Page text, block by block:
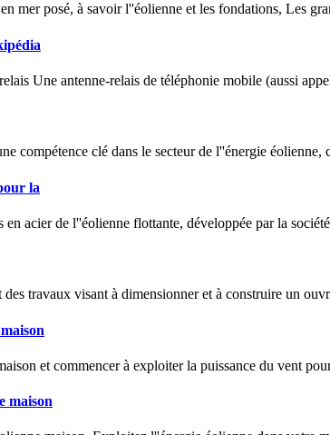
mer posé, à savoir l''éolienne et les fondations, Les
Une antenne-relais de téléphonie mobile (aussi
compétence clé dans le secteur de l''énergie
la
en acier de l''éolienne flottante, développée par la
travaux visant à dimensionner et à construire un
et commencer à exploiter la puissance du vent
maison